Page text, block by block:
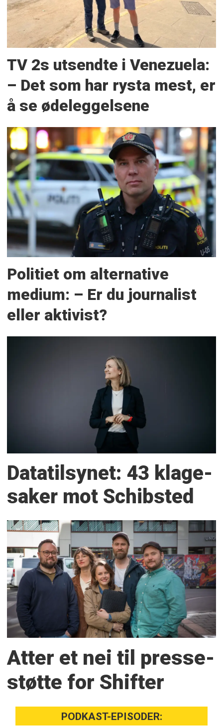
TV 2s utsendte i Venezuela:
– Det som har rysta mest, er
å se ødeleggelsene
Politiet om alternative
medium: – Er du journalist
eller aktivist?
Datatilsynet: 43 klage­
saker mot Schibsted
Atter et nei til presse­
støtte for Shifter
PODKAST-EPISODER: